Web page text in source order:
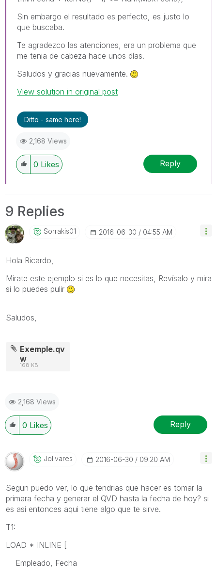
Sin embargo el resultado es perfecto, es justo lo
que buscaba.
Te agradezco las atenciones, era un problema que
me tenia de cabeza hace unos días.
Saludos y gracias nuevamente.
View solution in original post
Ditto - same here!
2,168 Views
0 Likes Reply
9 Replies
Sorrakis01 ‎2016-06-30 04:55 AM
Hola Ricardo,
Mirate este ejemplo si es lo que necesitas, Revísalo y mira
si lo puedes pulir
Saludos,
Exemple.qv
w
168 KB
2,168 Views
0 Likes Reply
Jolivares ‎2016-06-30 09:20 AM
Segun puedo ver, lo que tendrias que hacer es tomar la
primera fecha y generar el QVD hasta la fecha de hoy? si
es asi entonces aqui tiene algo que te sirve.
T1:
LOAD * INLINE [
Empleado, Fecha